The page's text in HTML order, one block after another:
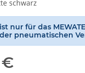
schwarz
nur für das
pneumatischen
€